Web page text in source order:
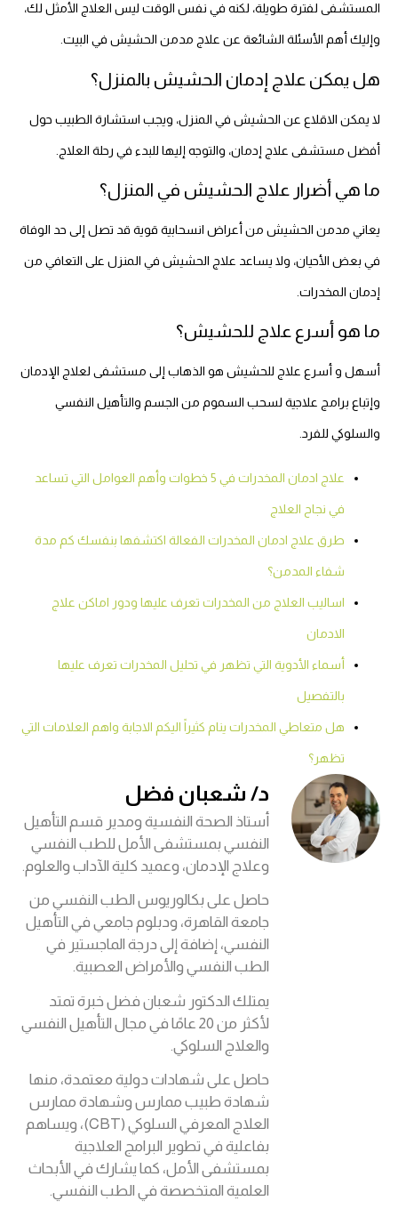
المستشفى لفترة طويلة، لكنه في نفس الوقت ليس العلاج الأمثل لك،
وإليك أهم الأسئلة الشائعة عن علاج مدمن الحشيش في البيت.
هل يمكن علاج إدمان الحشيش بالمنزل؟
لا يمكن الاقلاع عن الحشيش في المنزل، ويجب استشارة الطبيب حول
أفضل مستشفى علاج إدمان، والتوجه إليها للبدء في رحلة العلاج.
ما هي أضرار علاج الحشيش في المنزل؟
يعاني مدمن الحشيش من أعراض انسحابية قوية قد تصل إلى حد الوفاة
في بعض الأحيان، ولا يساعد علاج الحشيش في المنزل على التعافي من
إدمان المخدرات.
ما هو أسرع علاج للحشيش؟
أسهل و أسرع علاج للحشيش هو الذهاب إلى مستشفى لعلاج الإدمان
وإتباع برامج علاجية لسحب السموم من الجسم والتأهيل النفسي
والسلوكي للفرد.
علاج ادمان المخدرات في 5 خطوات وأهم العوامل التي تساعد
في نجاح العلاج
طرق علاج ادمان المخدرات الفعالة اكتشفها بنفسك كم مدة
شفاء المدمن؟
اساليب العلاج من المخدرات تعرف عليها ودور اماكن علاج
الادمان
أسماء الأدوية التي تظهر في تحليل المخدرات تعرف عليها
بالتفصيل
هل متعاطي المخدرات ينام كثيراً اليكم الاجابة واهم العلامات التي
تظهر؟
د/ شعبان فضل
أستاذ الصحة النفسية ومدير قسم التأهيل
النفسي بمستشفى الأمل للطب النفسي
وعلاج الإدمان، وعميد كلية الآداب والعلوم.
حاصل على بكالوريوس الطب النفسي من
جامعة القاهرة، ودبلوم جامعي في التأهيل
النفسي، إضافة إلى درجة الماجستير في
الطب النفسي والأمراض العصبية.
يمتلك الدكتور شعبان فضل خبرة تمتد
لأكثر من 20 عامًا في مجال التأهيل النفسي
والعلاج السلوكي.
حاصل على شهادات دولية معتمدة، منها
شهادة طبيب ممارس وشهادة ممارس
العلاج المعرفي السلوكي (CBT)، ويساهم
بفاعلية في تطوير البرامج العلاجية
بمستشفى الأمل، كما يشارك في الأبحاث
العلمية المتخصصة في الطب النفسي.